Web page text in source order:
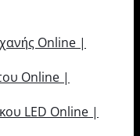
Online |
Online |
LED Online |